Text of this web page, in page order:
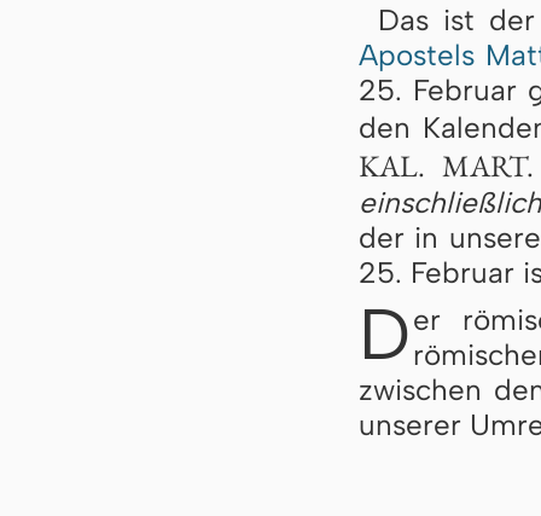
Das ist
Apostels
25. Februar
den
KAL. MART.
der in
25. Februar
Der
zwischen
unserer